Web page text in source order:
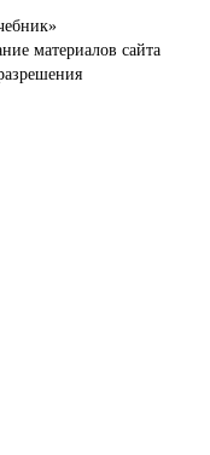
материалов сайта